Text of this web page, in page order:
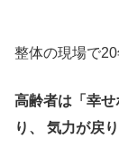
整体の現場で
高齢者は「幸
り、 気力が戻